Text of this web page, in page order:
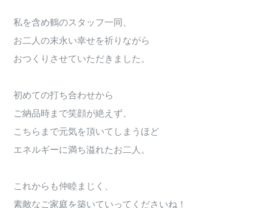
私を含め鶴のスタッフ一同、
お二人の末永い幸せを祈りながら
おつくりさせていただきました。
初めての打ち合わせから
ご納品時まで笑顔が絶えず、
こちらまで元気を頂いてしまうほど
エネルギーに満ち溢れたお二人。
これからも仲睦まじく、
素敵なご家庭を築いていってくださいね！